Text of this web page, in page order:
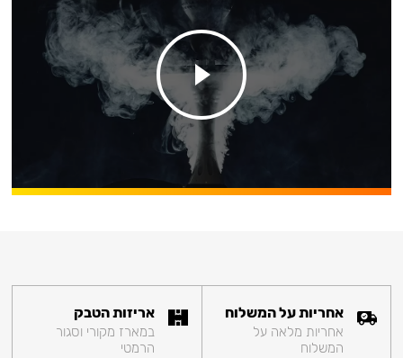
אחריות על המשלוח
אחריות מלאה על
המשלוח
אריזות הטבק
במארז מקורי וסגור
הרמטי